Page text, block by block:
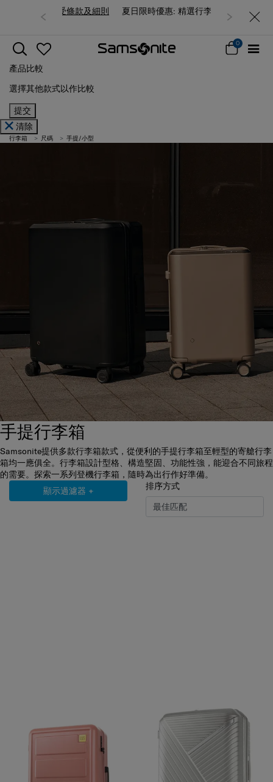
夏日限時優惠: 精選行李箱低至6折
產品比較
清除
行李箱
手提行李箱
Samsonite提供多款行李箱款式，從便利的手提行李箱至輕型的寄艙行李
箱均一應俱全。行李箱設計型格、構造堅固、功能性強，能迎合不同旅程
的需要。探索一系列登機行李箱，隨時為出行作好準備。
顯示過濾器 + 排序方式